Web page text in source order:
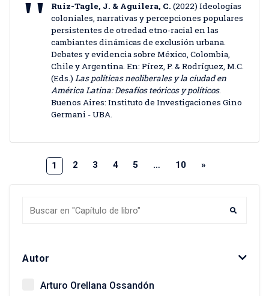
Autor
Arturo Orellana Ossandón
Ruiz-Tagle, J. & Aguilera, C. (2022) Ideologías
coloniales, narrativas y percepciones populares
persistentes de otredad etno-racial en las
cambiantes dinámicas de exclusión urbana.
Debates y evidencia sobre México, Colombia,
Chile y Argentina. En: Pírez, P. & Rodríguez, M.C.
(Eds.) Las políticas neoliberales y la ciudad en
América Latina: Desafíos teóricos y políticos.
Buenos Aires: Instituto de Investigaciones Gino
Germani - UBA.
1 2 3 4 5 … 10 »